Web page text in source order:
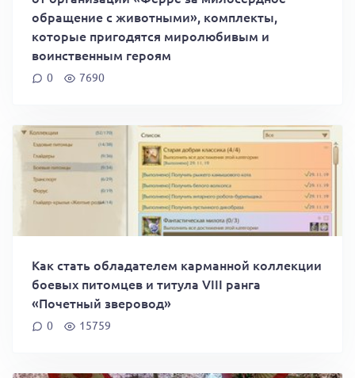
обращение с животными», комплекты,
которые пригодятся миролюбивым и
воинственным героям
0 7690
Как стать обладателем карманной коллекции
боевых питомцев и титула VIII ранга
«Почетный зверовод»
0 15759